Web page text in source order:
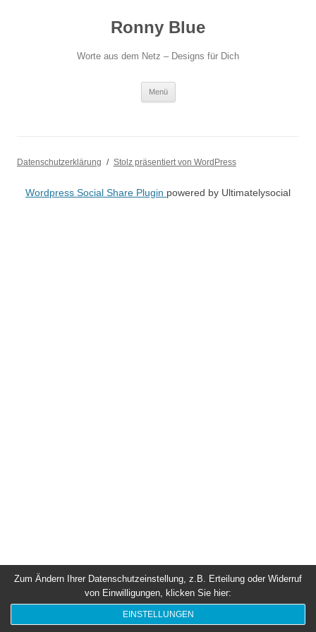
Ronny Blue
Worte aus dem Netz – Designs für Dich
Menü
Datenschutzerklärung Stolz präsentiert von WordPress
Wordpress Social Share Plugin powered by Ultimatelysocial
Zum Ändern Ihrer Datenschutzeinstellung, z.B. Erteilung oder Widerruf
von Einwilligungen, klicken Sie hier:
EINSTELLUNGEN